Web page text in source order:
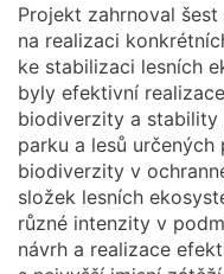
Projekt zahrnoval
na realizaci
ke stabilizaci lesních
byly efektivní
biodiverzity a stability
parku a lesů
biodiverzity v
složek lesních
různé intenzity v
návrh a realizace